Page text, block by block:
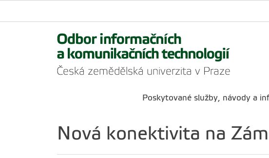
Poskytované služby, návody a
Nová konektivita na